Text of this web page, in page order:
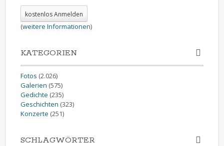
(weitere Informationen)
KATEGORIEN
Fotos (2.026)
Galerien (575)
Gedichte (235)
Geschichten (323)
Konzerte (251)
SCHLAGWÖRTER